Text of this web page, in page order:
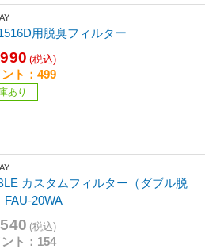
用脱臭フィルター
(税込)
ト：499
あり
カスタムフィルター（ダブル脱
FAU-20WA
(税込)
ト：154